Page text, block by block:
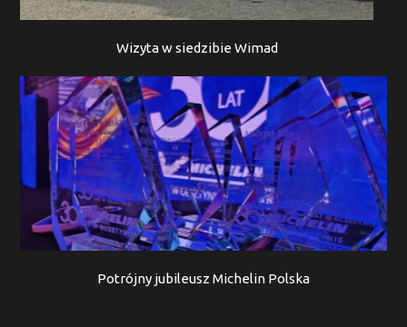
Wizyta w siedzibie Wimad
Potrójny jubileusz Michelin Polska